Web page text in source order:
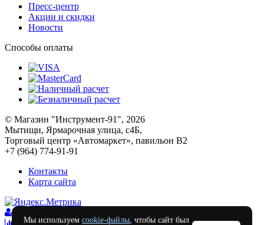
Пресс-центр
Акции и скидки
Новости
Способы оплаты
© Магазин "Инструмент-91", 2026
Мытищи, Ярмарочная улица, с4Б,
Торговый центр «Автомаркет», павильон В2
+7 (964) 774-91-91
Контакты
Карта сайта
Сравнение 0
Мы используем cookie-файлы, чтобы сайт был